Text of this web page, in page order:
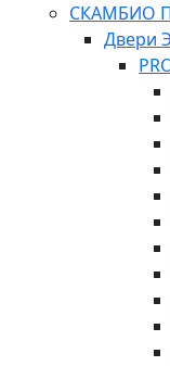
СКАМБИО
Двери